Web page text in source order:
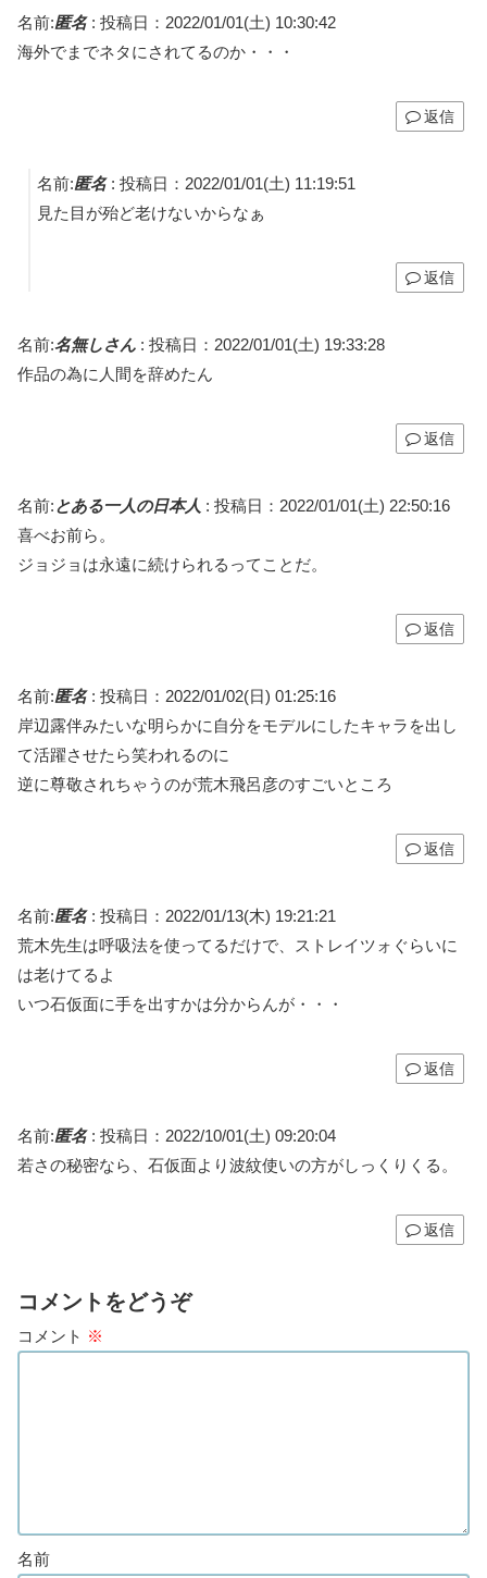
名前:匿名: 投稿日：2022/01/01(土) 10:30:42
海外でまでネタにされてるのか・・・
返信
名前:匿名: 投稿日：2022/01/01(土) 11:19:51
見た目が殆ど老けないからなぁ
返信
名前:名無しさん : 投稿日：2022/01/01(土) 19:33:28
作品の為に人間を辞めたん
返信
名前: とある一人の日本人 : 投稿日：2022/01/01(土) 22:50:16
喜べお前ら。
ジョジョは永遠に続けられるってことだ。
返信
名前:匿名: 投稿日：2022/01/02(日) 01:25:16
岸辺露伴みたいな明らかに自分をモデルにしたキャラを出し
て活躍させたら笑われるのに
逆に尊敬されちゃうのが荒木飛呂彦のすごいところ
返信
名前:匿名: 投稿日：2022/01/13(木) 19:21:21
荒木先生は呼吸法を使ってるだけで、ストレイツォぐらいに
は老けてるよ
いつ石仮面に手を出すかは分からんが・・・
返信
名前:匿名: 投稿日：2022/10/01(土) 09:20:04
若さの秘密なら、石仮面より波紋使いの方がしっくりくる。
返信
コメントをどうぞ
コメント ※
名前